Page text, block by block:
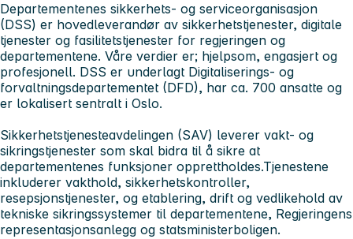
Departementenes sikkerhets- og serviceorganisasjon
(DSS) er hovedleverandør av sikkerhetstjenester, digitale
tjenester og fasilitetstjenester for regjeringen og
departementene. Våre verdier er; hjelpsom, engasjert og
profesjonell. DSS er underlagt Digitaliserings- og
forvaltningsdepartementet (DFD), har ca. 700 ansatte og
er lokalisert sentralt i Oslo.
Sikkerhetstjenesteavdelingen (SAV) leverer vakt- og
sikringstjenester som skal bidra til å sikre at
departementenes funksjoner opprettholdes.Tjenestene
inkluderer vakthold, sikkerhetskontroller,
resepsjonstjenester, og etablering, drift og vedlikehold av
tekniske sikringssystemer til departementene, Regjeringens
representasjonsanlegg og statsministerboligen.